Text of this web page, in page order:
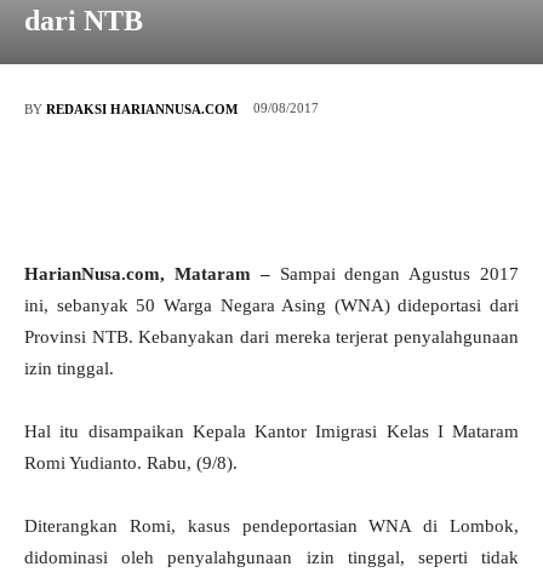
dari NTB
BY REDAKSI HARIANNUSA.COM 09/08/2017
HarianNusa.com, Mataram –Sampai dengan Agustus 2017
ini, sebanyak 50 Warga Negara Asing (WNA) dideportasi dari
Provinsi NTB. Kebanyakan dari mereka terjerat penyalahgunaan
izin tinggal.
Hal itu disampaikan Kepala Kantor Imigrasi Kelas I Mataram
Romi Yudianto. Rabu, (9/8).
Diterangkan Romi, kasus pendeportasian WNA di Lombok,
didominasi oleh penyalahgunaan izin tinggal, seperti tidak